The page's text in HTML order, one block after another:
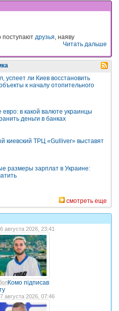
поступают друзья , наяву
Читать дальше
успеет ли Киев восстановить
к началу отопительного
в какой валюте украинцы
деньги в банках
киевский ТРЦ «Gulliver» выставят
размеры зарплат в Украине:
смотреть еще
августа 2026, 23:41
Комо підписав
августа 2026, 07:46